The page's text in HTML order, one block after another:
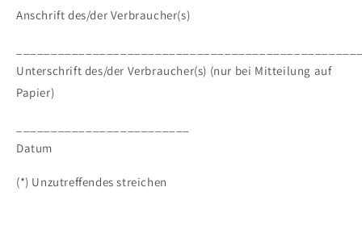
Anschrift des/der Verbraucher(s)
Unterschrift des/der Verbraucher(s) (nur bei Mitteilung auf
Papier)
Datum
(*) Unzutreffendes streichen